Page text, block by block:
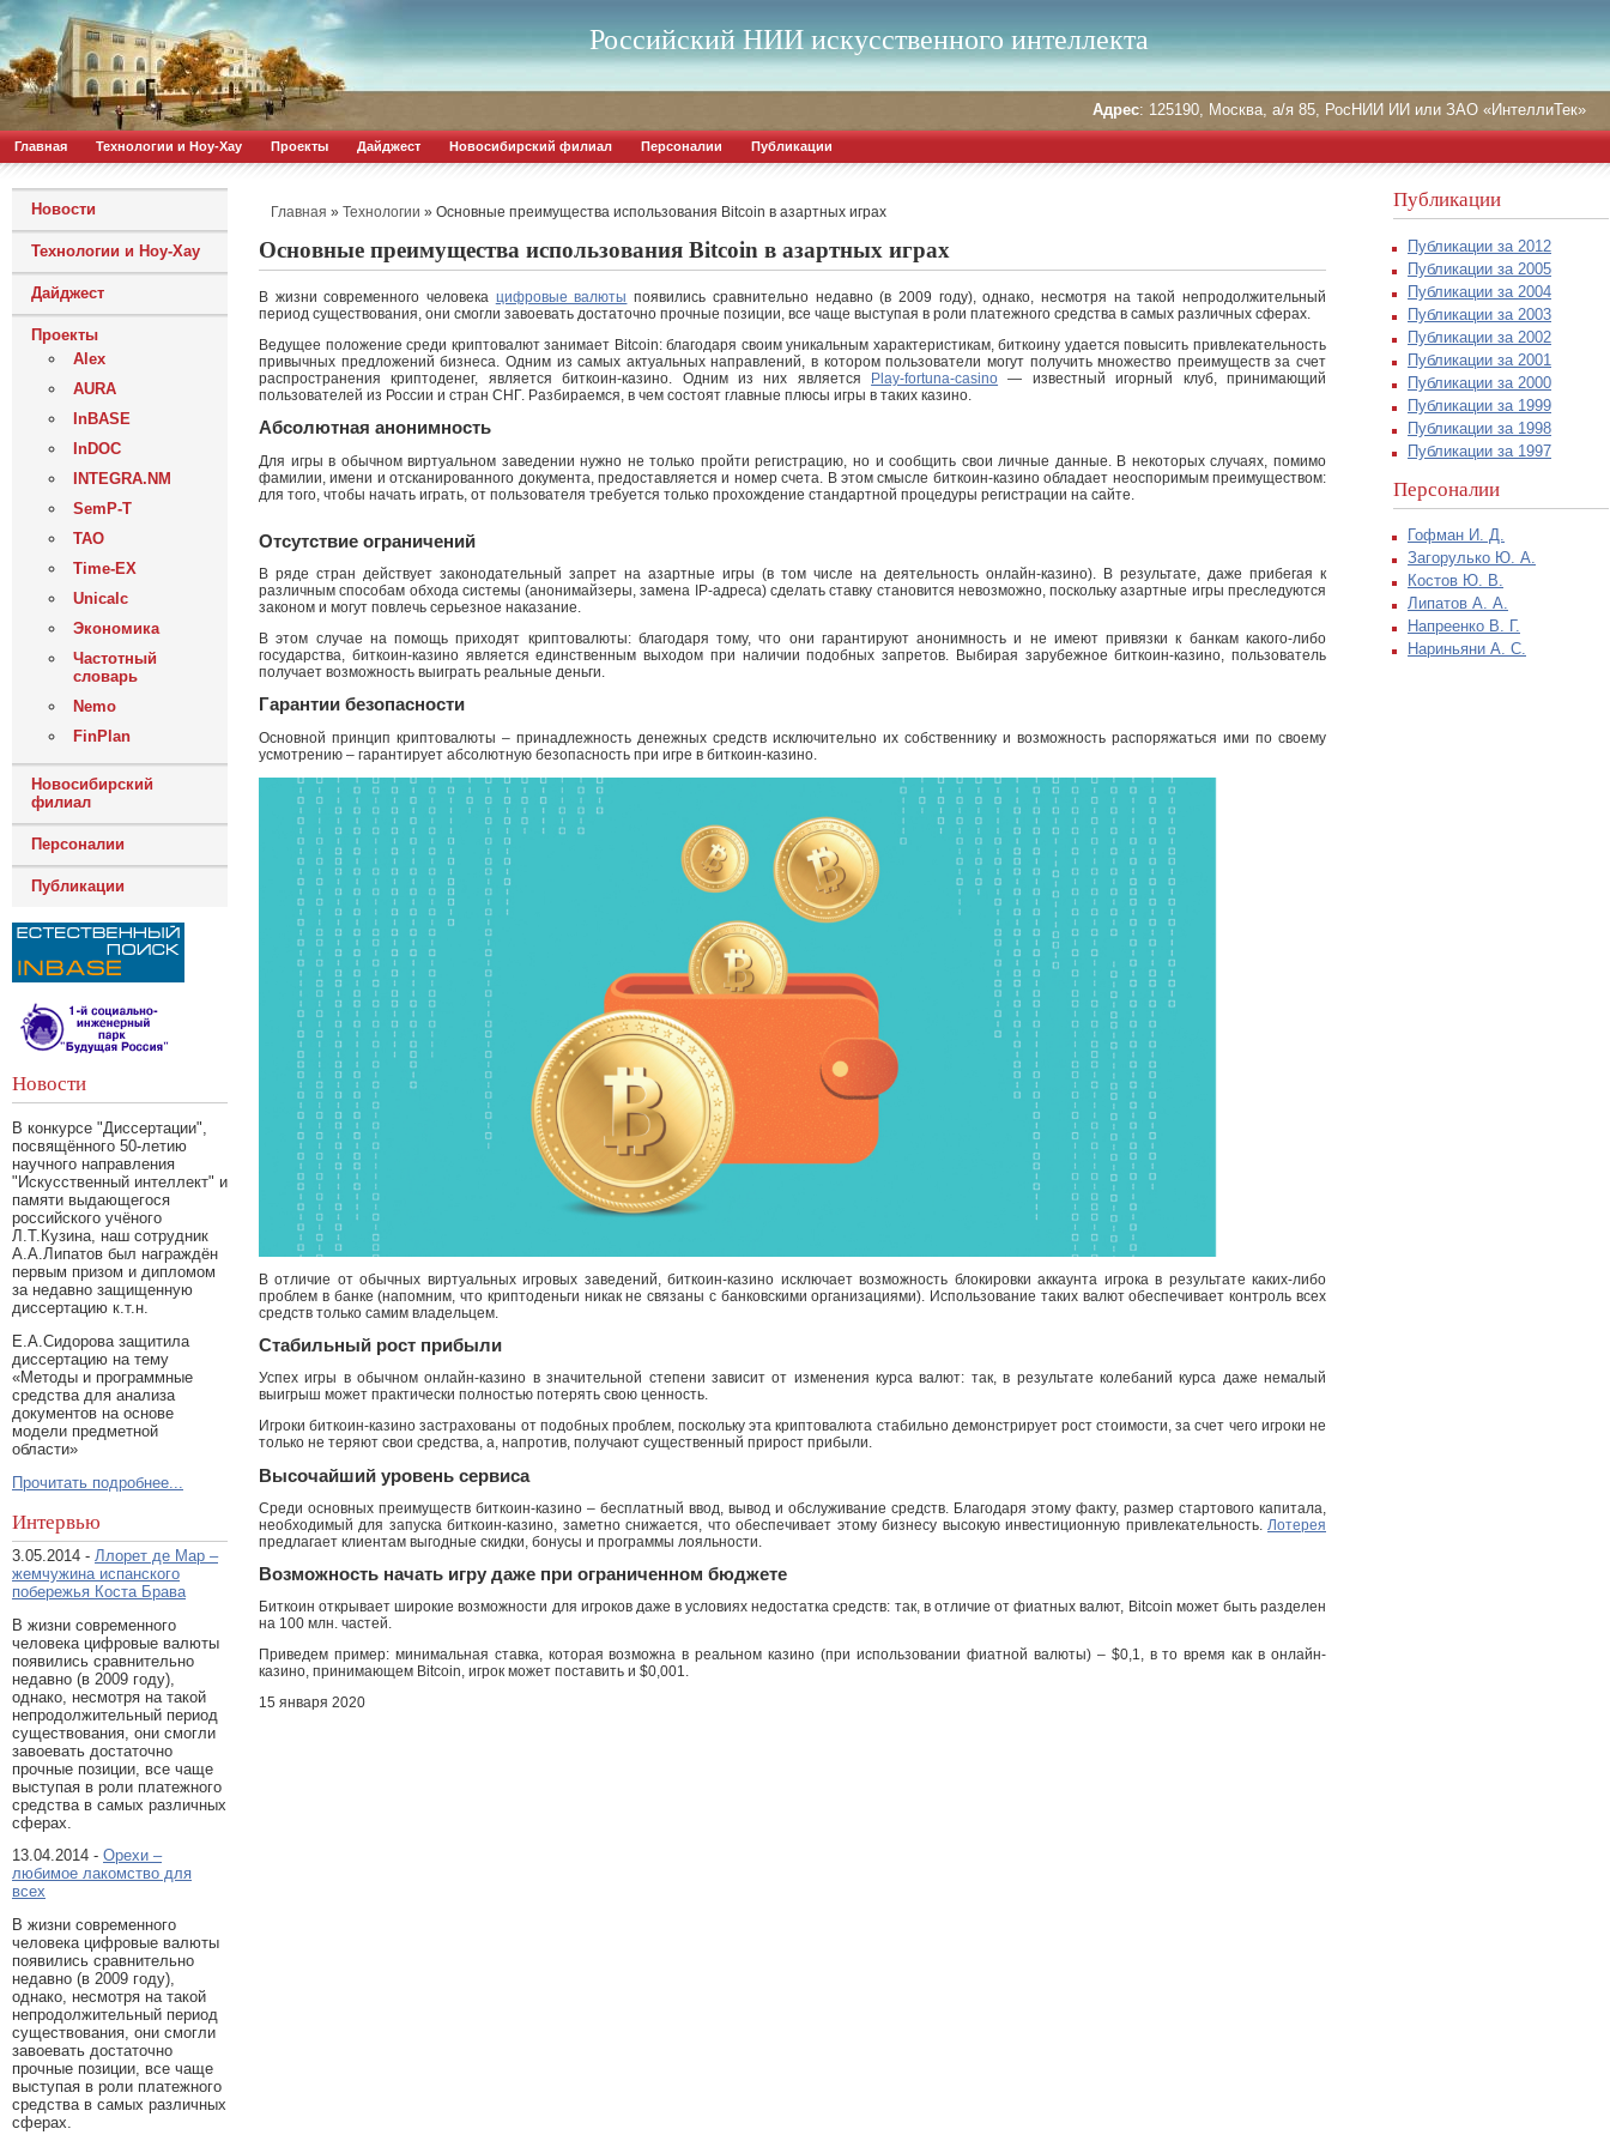
Российский НИИ искусственного интеллекта
Адрес: 125190, Москва, а/я 85, РосНИИ ИИ или ЗАО «ИнтеллиТек»
Главная Технологии и Ноу-Хау Проекты Дайджест Новосибирский филиал Персоналии Публикации
Новости
Технологии и Ноу-Хау
Дайджест
Проекты
Alex
AURA
InBASE
InDOC
INTEGRA.NM
SemP-T
ТАО
Time-EX
Unicalc
Экономика
Частотный
словарь
Nemo
FinPlan
Новосибирский
филиал
Персоналии
Публикации
Новости
В конкурсе "Диссертации",
посвящённого 50-летию
научного направления
"Искусственный интеллект" и
памяти выдающегося
российского учёного
Л.Т.Кузина, наш сотрудник
А.А.Липатов был награждён
первым призом и дипломом
за недавно защищенную
диссертацию к.т.н.
Е.А.Сидорова защитила
диссертацию на тему
«Методы и программные
средства для анализа
документов на основе
модели предметной
области»
Прочитать подробнее...
Интервью
3.05.2014 - Ллорет де Мар –
жемчужина испанского
побережья Коста Брава
В жизни современного
человека цифровые валюты
появились сравнительно
недавно (в 2009 году),
однако, несмотря на такой
непродолжительный период
существования, они смогли
завоевать достаточно
прочные позиции, все чаще
выступая в роли платежного
средства в самых различных
сферах.
13.04.2014 - Орехи –
любимое лакомство для
всех
В жизни современного
человека цифровые валюты
появились сравнительно
недавно (в 2009 году),
однако, несмотря на такой
непродолжительный период
существования, они смогли
завоевать достаточно
прочные позиции, все чаще
выступая в роли платежного
средства в самых различных
сферах.
Главная » Технологии » Основные преимущества использования Bitcoin в азартных играх
Основные преимущества использования Bitcoin в азартных играх
В жизни современного человека цифровые валюты появились сравнительно недавно (в 2009 году), однако, несмотря на такой непродолжительный
период существования, они смогли завоевать достаточно прочные позиции, все чаще выступая в роли платежного средства в самых различных сферах.
Ведущее положение среди криптовалют занимает Bitcoin: благодаря своим уникальным характеристикам, биткоину удается повысить привлекательность
привычных предложений бизнеса. Одним из самых актуальных направлений, в котором пользователи могут получить множество преимуществ за счет
распространения криптоденег, является биткоин-казино. Одним из них является
Play-fortuna-casino — известный игорный клуб, принимающий
пользователей из России и стран СНГ. Разбираемся, в чем состоят главные плюсы игры в таких казино.
Абсолютная анонимность
Для игры в обычном виртуальном заведении нужно не только пройти регистрацию, но и сообщить свои личные данные. В некоторых случаях, помимо
фамилии, имени и отсканированного документа, предоставляется и номер счета. В этом смысле биткоин-казино обладает неоспоримым преимуществом:
для того, чтобы начать играть, от пользователя требуется только прохождение стандартной процедуры регистрации на сайте.
Отсутствие ограничений
В ряде стран действует законодательный запрет на азартные игры (в том числе на деятельность онлайн-казино). В результате, даже прибегая к
различным способам обхода системы (анонимайзеры, замена IP-адреса) сделать ставку становится невозможно, поскольку азартные игры преследуются
законом и могут повлечь серьезное наказание.
В этом случае на помощь приходят криптовалюты: благодаря тому, что они гарантируют анонимность и не имеют привязки к банкам какого-либо
государства, биткоин-казино является единственным выходом при наличии подобных запретов. Выбирая зарубежное биткоин-казино, пользователь
получает возможность выиграть реальные деньги.
Гарантии безопасности
Основной принцип криптовалюты – принадлежность денежных средств исключительно их собственнику и возможность распоряжаться ими по своему
усмотрению – гарантирует абсолютную безопасность при игре в биткоин-казино.
В отличие от обычных виртуальных игровых заведений, биткоин-казино исключает возможность блокировки аккаунта игрока в результате каких-либо
проблем в банке (напомним, что криптоденьги никак не связаны с банковскими организациями). Использование таких валют обеспечивает контроль всех
средств только самим владельцем.
Стабильный рост прибыли
Успех игры в обычном онлайн-казино в значительной степени зависит от изменения курса валют: так, в результате колебаний курса даже немалый
выигрыш может практически полностью потерять свою ценность.
Игроки биткоин-казино застрахованы от подобных проблем, поскольку эта криптовалюта стабильно демонстрирует рост стоимости, за счет чего игроки не
только не теряют свои средства, а, напротив, получают существенный прирост прибыли.
Высочайший уровень сервиса
Среди основных преимуществ биткоин-казино – бесплатный ввод, вывод и обслуживание средств. Благодаря этому факту, размер стартового капитала,
необходимый для запуска биткоин-казино, заметно снижается, что обеспечивает этому бизнесу высокую инвестиционную привлекательность. Лотерея
предлагает клиентам выгодные скидки, бонусы и программы лояльности.
Возможность начать игру даже при ограниченном бюджете
Биткоин открывает широкие возможности для игроков даже в условиях недостатка средств: так, в отличие от фиатных валют, Bitcoin может быть разделен
на 100 млн. частей.
Приведем пример: минимальная ставка, которая возможна в реальном казино (при использовании фиатной валюты) – $0,1, в то время как в онлайн-
казино, принимающем Bitcoin, игрок может поставить и $0,001.
15 января 2020
Публикации
Публикации за 2012
Публикации за 2005
Публикации за 2004
Публикации за 2003
Публикации за 2002
Публикации за 2001
Публикации за 2000
Публикации за 1999
Публикации за 1998
Публикации за 1997
Персоналии
Гофман И. Д.
Загорулько Ю. А.
Костов Ю. В.
Липатов А. А.
Напреенко В. Г.
Нариньяни А. С.